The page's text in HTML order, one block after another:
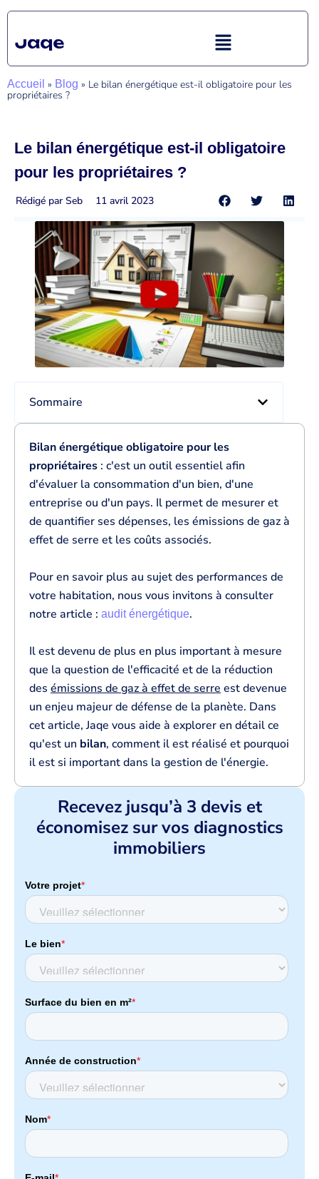
Accueil » Blog » Le bilan énergétique est-il obligatoire pour les
propriétaires ?
Le bilan énergétique est-il obligatoire
pour les propriétaires ?
Rédigé par Seb 11 avril 2023
Sommaire
Bilan énergétique obligatoire pour les
propriétaires : c'est un outil essentiel afin
d'évaluer la consommation d'un bien, d'une
entreprise ou d'un pays. Il permet de mesurer et
de quantifier ses dépenses, les émissions de gaz à
effet de serre et les coûts associés.
Pour en savoir plus au sujet des performances de
votre habitation, nous vous invitons à consulter
notre article : audit énergétique.
Il est devenu de plus en plus important à mesure
que la question de l'efficacité et de la réduction
des émissions de gaz à effet de serre est devenue
un enjeu majeur de défense de la planète. Dans
cet article, Jaqe vous aide à explorer en détail ce
qu'est un bilan, comment il est réalisé et pourquoi
il est si important dans la gestion de l'énergie.
Recevez jusqu’à 3 devis et
économisez sur vos diagnostics
immobiliers